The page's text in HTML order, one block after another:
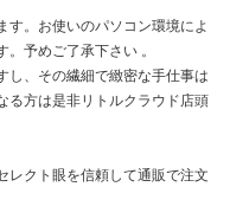
。お使いのパソコン環境によ
予めご了承下さい 。
し、その繊細で緻密な手仕事は
る方は是非リトルクラウド店頭
レクト眼を信頼して通販で注文